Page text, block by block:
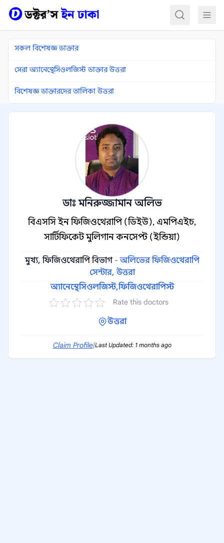
সকল বিশেষজ্ঞ ডাক্তার
সেরা অ্যানেস্থেসিওলজিস্ট ডাক্তার উত্তরা
বিশেষজ্ঞ ডাক্তারদের তালিকা উত্তরা
ডাঃ মনিরুজ্জামান অলিভ
বিএসসি ইন ফিজিওথেরাপি (ডিইউ), এমপিএইচ,
সার্টিফিকেট মুলিগান কনসেপ্ট (ইন্ডিয়া)
মুখ্য, ফিজিওথেরাপি বিভাগ -অলিভের ফিজিওথেরাপি
সেন্টার, উত্তরা
অ্যানেস্থেসিওলজিস্ট,ফিজিওথেরাপিস্ট
Rate this doctors
উত্তরা
Claim Profile|Last Updated: 1 months ago